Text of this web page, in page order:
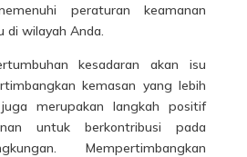
peraturan keamanan
di wilayah Anda.
kesadaran akan isu
kemasan yang lebih
merupakan langkah positif
untuk berkontribusi pada
Mempertimbangkan